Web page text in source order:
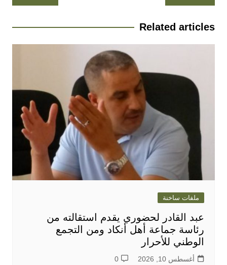
المقالات
Related articles
ملفات ساخنة
عبد القادر لحضوري يقدم استقالته من
رئاسة جماعة أهل أنكاد ومن التجمع
الوطني للأحرار
أغسطس 10, 2026 0